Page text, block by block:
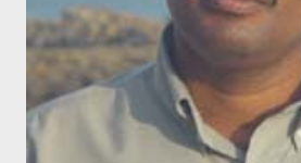
வைத்து விட்டு இயக்கத்தை அறிவோம்.
பயணப் படிமம் என்பது காக்னிடிவ் பொயடிக்ஸ்
விமர்சனத்தின் ஒரு முக்கிய கருவி.
“காலை வணக்கங்கள்” எனும் ஒரு
முதலில் கருவியை பழகுவோம். அன்றாட